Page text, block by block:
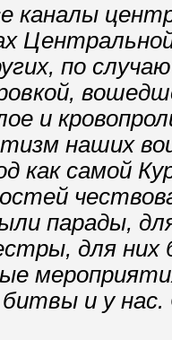
каналы
по
и
наших
как самой
парады,
для
битвы и у